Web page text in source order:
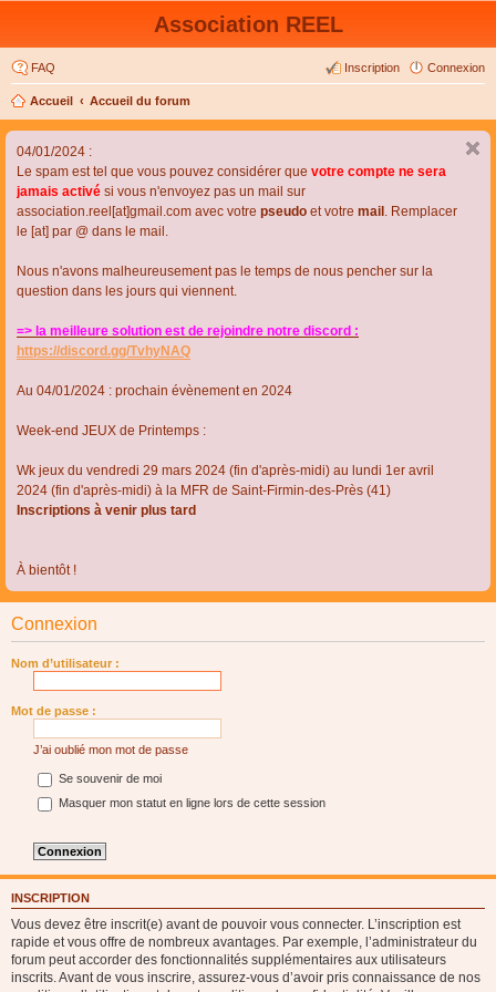
Association REEL
FAQ Connexion
Inscription
Accueil Accueil du forum
04/01/2024 :
Le spam est tel que vous pouvez considérer que votre compte ne sera
jamais activé si vous n'envoyez pas un mail sur
association.reel[at]gmail.com avec votre pseudo et votre mail . Remplacer
le [at] par @ dans le mail.
Nous n'avons malheureusement pas le temps de nous pencher sur la
question dans les jours qui viennent.
=> la meilleure solution est de rejoindre notre discord :
https://discord.gg/TvhyNAQ
Au 04/01/2024 : prochain évènement en 2024
Week-end JEUX de Printemps :
Wk jeux du vendredi 29 mars 2024 (fin d'après-midi) au lundi 1er avril
2024 (fin d'après-midi) à la MFR de Saint-Firmin-des-Près (41)
Inscriptions à venir plus tard
À bientôt !
Connexion
Nom d’utilisateur :
Mot de passe :
J’ai oublié mon mot de passe
Se souvenir de moi
Masquer mon statut en ligne lors de cette session
INSCRIPTION
Vous devez être inscrit(e) avant de pouvoir vous connecter. L’inscription est
rapide et vous offre de nombreux avantages. Par exemple, l’administrateur du
forum peut accorder des fonctionnalités supplémentaires aux utilisateurs
inscrits. Avant de vous inscrire, assurez-vous d’avoir pris connaissance de nos